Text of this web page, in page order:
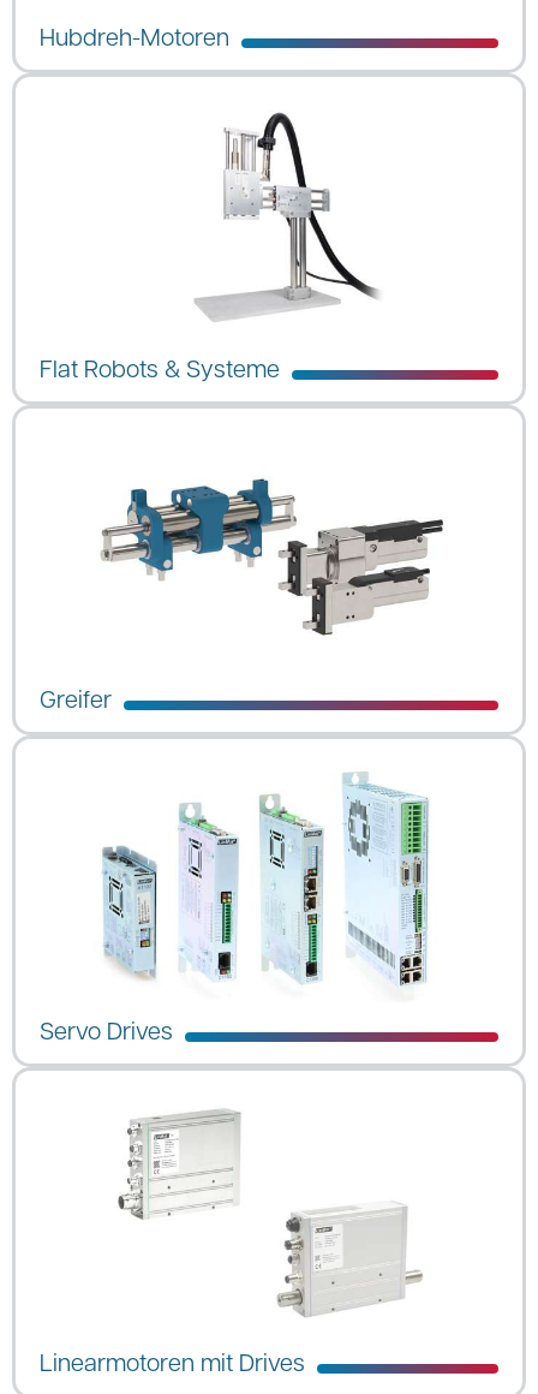
Hubdreh-Motoren
Flat Robots & Systeme
Greifer
Servo Drives
Linearmotoren mit Drives